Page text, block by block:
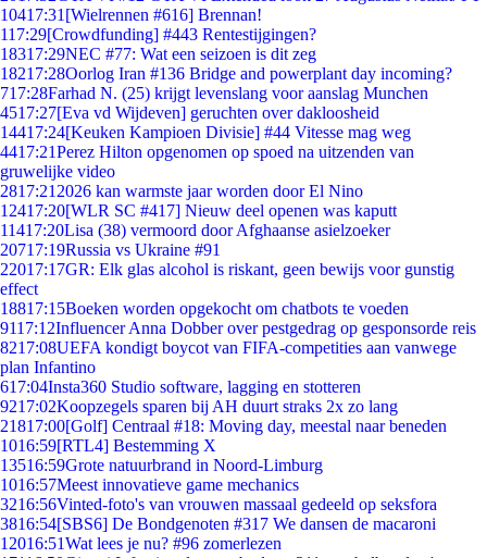
10417:31 [Wielrennen #616] Brennan!
117:29[Crowdfunding] #443 Rentestijgingen?
18317:29NEC #77: Wat een seizoen is dit zeg
18217:28Oorlog Iran #136 Bridge and powerplant day incoming?
717:28Farhad N. (25) krijgt levenslang voor aanslag Munchen
4517:27[Eva vd Wijdeven] geruchten over dakloosheid
14417:24[Keuken Kampioen Divisie] #44 Vitesse mag weg
4417:21Perez Hilton opgenomen op spoed na uitzenden van
gruwelijke video
2817:21 2026 kan warmste jaar worden door El Nino
12417:20[WLR SC #417] Nieuw deel openen was kaputt
11417:20Lisa (38) vermoord door Afghaanse asielzoeker
20717:19Russia vs Ukraine #91
22017:17GR: Elk glas alcohol is riskant, geen bewijs voor gunstig
effect
18817:15Boeken worden opgekocht om chatbots te voeden
9117:12Influencer Anna Dobber over pestgedrag op gesponsorde reis
8217:08UEFA kondigt boycot van FIFA-competities aan vanwege
plan Infantino
617:04Insta360 Studio software, lagging en stotteren
9217:02Koopzegels sparen bij AH duurt straks 2x zo lang
21817:00[Golf] Centraal #18: Moving day, meestal naar beneden
1016:59[RTL4] Bestemming X
13516:59Grote natuurbrand in Noord-Limburg
1016:57Meest innovatieve game mechanics
3216:56Vinted-foto's van vrouwen massaal gedeeld op seksfora
3816:54[SBS6] De Bondgenoten #317 We dansen de macaroni
12016:51Wat lees je nu? #96 zomerlezen